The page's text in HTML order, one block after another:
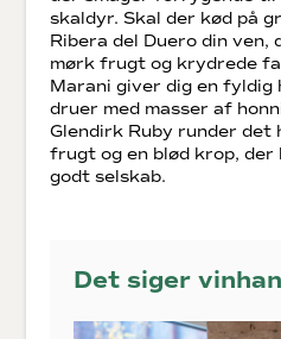
skaldyr. Skal der kød på
Ribera del Duero din ven,
mørk frugt og krydrede
Marani giver dig en fyldig
druer med masser af
Glendirk Ruby runder det
frugt og en blød krop, der
godt selskab.
Det siger